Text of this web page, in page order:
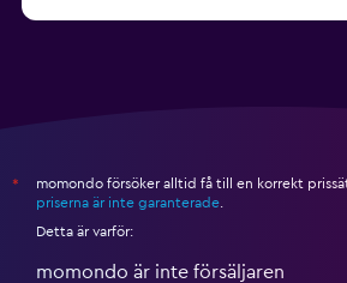
*
momondo försöker alltid få till en korrekt
priserna är inte garanterade
Detta är varför:
momondo är inte försäljaren